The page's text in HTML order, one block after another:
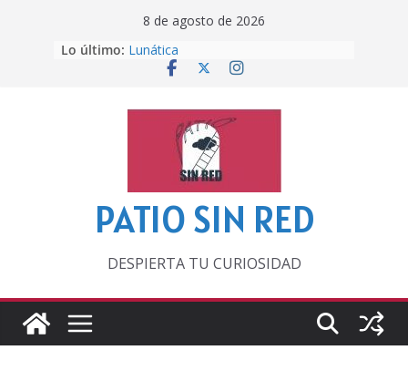
8 de agosto de 2026
Lo último:
Otra del Mundial
Lunática
Pero, hasta entonces…
‘La broma infinita’ de recomendar
lecturas veraniegas
PATIO SIN RED
DESPIERTA TU CURIOSIDAD